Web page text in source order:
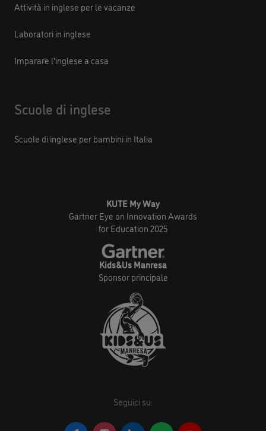
Attività in inglese per le vacanze
Laboratori in inglese
Imparare l'inglese a casa
Scuole di inglese
Scuole di inglese per bambini in Italia
KUTE My Way
Gartner Eye on Innovation Awards
for Education 2025
Kids&Us Manresa
Sponsor principale
Seguici su: